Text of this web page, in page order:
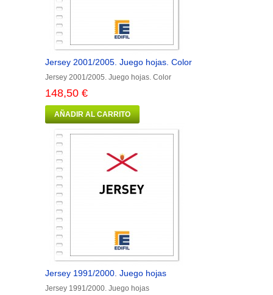
Jersey 2001/2005. Juego hojas. Color
Jersey 2001/2005. Juego hojas. Color
148,50 €
AÑADIR AL CARRITO
Jersey 1991/2000. Juego hojas
Jersey 1991/2000. Juego hojas